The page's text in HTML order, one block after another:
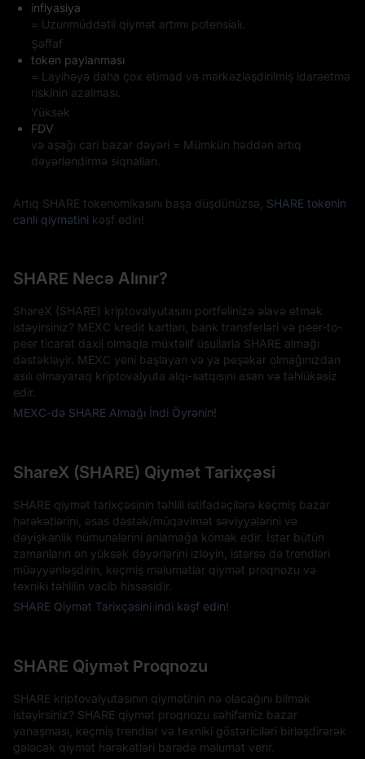
inflyasiya
= Uzunmüddətli qiymət artımı potensialı.
Şəffaf
token paylanması
= Layihəyə daha çox etimad və mərkəzləşdirilmiş idarəetmə
riskinin azalması.
Yüksək
FDV
və aşağı cari bazar dəyəri = Mümkün həddən artıq
dəyərləndirmə siqnalları.
Artıq SHARE tokenomikasını başa düşdünüzsə, SHARE tokenin
canlı qiymətini kəşf edin!
SHARE Necə Alınır?
ShareX (SHARE) kriptovalyutasını portfelinizə əlavə etmək
istəyirsiniz? MEXC kredit kartları, bank transferləri və peer-to-
peer ticarət daxil olmaqla müxtəlif üsullarla SHARE almağı
dəstəkləyir. MEXC yeni başlayan və ya peşəkar olmağınızdan
asılı olmayaraq kriptovalyuta alqı-satqısını asan və təhlükəsiz
edir.
MEXC-də SHARE Almağı İndi Öyrənin!
ShareX (SHARE) Qiymət Tarixçəsi
SHARE qiymət tarixçəsinin təhlili istifadəçilərə keçmiş bazar
hərəkətlərini, əsas dəstək/müqavimət səviyyələrini və
dəyişkənlik nümunələrini anlamağa kömək edir. İstər bütün
zamanların ən yüksək dəyərlərini izləyin, istərsə də trendləri
müəyyənləşdirin, keçmiş məlumatlar qiymət proqnozu və
texniki təhlilin vacib hissəsidir.
SHARE Qiymət Tarixçəsini indi kəşf edin!
SHARE Qiymət Proqnozu
SHARE kriptovalyutasının qiymətinin nə olacağını bilmək
istəyirsiniz? SHARE qiymət proqnozu səhifəmiz bazar
yanaşması, keçmiş trendlər və texniki göstəriciləri birləşdirərək
gələcək qiymət hərəkətləri barədə məlumat verir.